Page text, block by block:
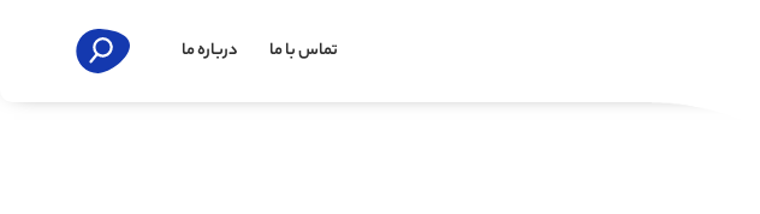
تماس با ما درباره ما